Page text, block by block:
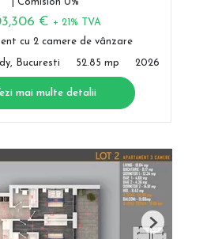
| Comision 0%
€ + 21% TVA
cu 2 camere de vânzare
Bucuresti 52.85 mp 2026
mai multe detalii
Next